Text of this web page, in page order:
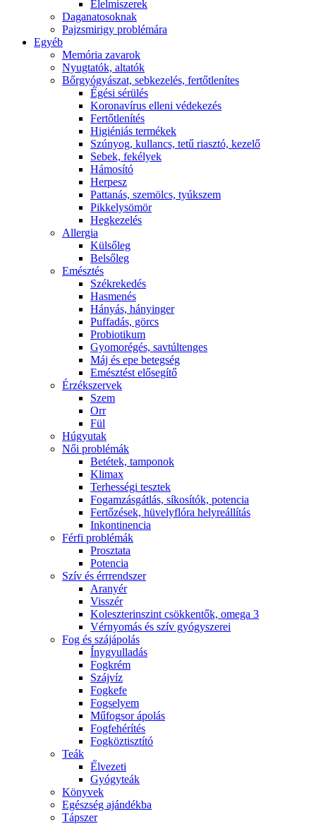
É́lelmiszerek
Daganatosoknak
Pajzsmirigy problémára
Egyéb
Memória zavarok
Nyugtatók, altatók
Bőrgyógyászat, sebkezelés, fertőtlenítes
É́gési sérülés
Koronavírus elleni védekezés
Fertőtlenítés
Higiéniás termékek
Szúnyog, kullancs, tetű riasztó, kezelő
Sebek, fekélyek
Hámosító
Herpesz
Pattanás, szemölcs, tyúkszem
Pikkelysömör
Hegkezelés
Allergia
Külsőleg
Belsőleg
Emésztés
Székrekedés
Hasmenés
Hányás, hányinger
Puffadás, görcs
Probiotikum
Gyomorégés, savtúltenges
Máj és epe betegség
Emésztést elősegítő
Érzékszervek
Szem
Orr
Fül
Húgyutak
Női problémák
Betétek, tamponok
Klimax
Terhességi tesztek
Fogamzásgátlás, síkosítók, potencia
Fertőzések, hüvelyflóra helyreállítás
Inkontinencia
Férfi problémák
Prosztata
Potencia
Szív és érrrendszer
Aranyér
Visszér
Koleszterinszint csökkentők, omega 3
Vérnyomás és szív gyógyszerei
Fog és szájápolás
Í́nygyulladás
Fogkrém
Szájvíz
Fogkefe
Fogselyem
Műfogsor ápolás
Fogfehérítés
Fogköztisztító
Teák
É́lvezeti
Gyógyteák
Könyvek
Egészség ajándékba
Tápszer